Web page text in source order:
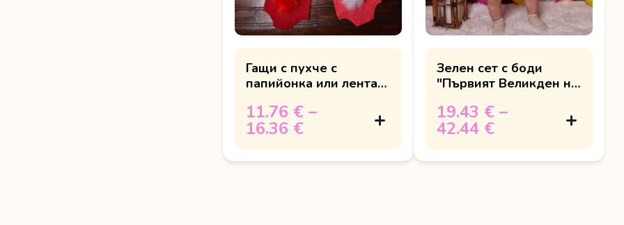
Гащи с пухче с
папийонка или лента
11.76 € –
16.36 €
Зелен сет с боди
"Първият Великден на
19.43 € –
42.44 €